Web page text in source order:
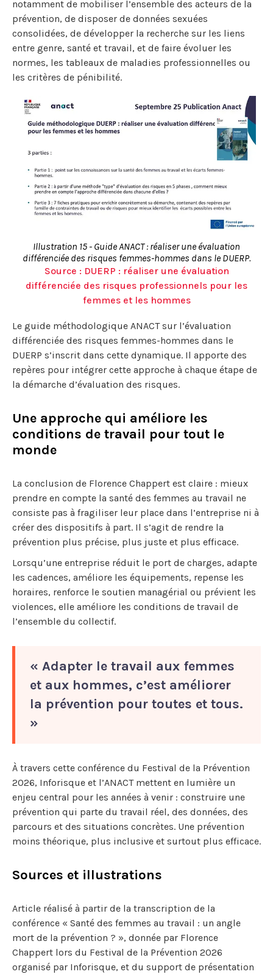
notamment de mobiliser l’ensemble des acteurs de la
prévention, de disposer de données sexuées
consolidées, de développer la recherche sur les liens
entre genre, santé et travail, et de faire évoluer les
normes, les tableaux de maladies professionnelles ou
les critères de pénibilité.
Illustration 15 - Guide ANACT : réaliser une évaluation
différenciée des risques femmes-hommes dans le DUERP.
Source : DUERP : réaliser une évaluation
différenciée des risques professionnels pour les
femmes et les hommes
Le guide méthodologique ANACT sur l’évaluation
différenciée des risques femmes-hommes dans le
DUERP s’inscrit dans cette dynamique. Il apporte des
repères pour intégrer cette approche à chaque étape de
la démarche d’évaluation des risques.
Une approche qui améliore les
conditions de travail pour tout le
monde
La conclusion de Florence Chappert est claire : mieux
prendre en compte la santé des femmes au travail ne
consiste pas à fragiliser leur place dans l’entreprise ni à
créer des dispositifs à part. Il s’agit de rendre la
prévention plus précise, plus juste et plus efficace.
Lorsqu’une entreprise réduit le port de charges, adapte
les cadences, améliore les équipements, repense les
horaires, renforce le soutien managérial ou prévient les
violences, elle améliore les conditions de travail de
l’ensemble du collectif.
« Adapter le travail aux femmes
et aux hommes, c’est améliorer
la prévention pour toutes et tous.
»
À travers cette conférence du Festival de la Prévention
2026, Inforisque et l’ANACT mettent en lumière un
enjeu central pour les années à venir : construire une
prévention qui parte du travail réel, des données, des
parcours et des situations concrètes. Une prévention
moins théorique, plus inclusive et surtout plus efficace.
Sources et illustrations
Article réalisé à partir de la transcription de la
conférence « Santé des femmes au travail : un angle
mort de la prévention ? », donnée par Florence
Chappert lors du Festival de la Prévention 2026
organisé par Inforisque, et du support de présentation